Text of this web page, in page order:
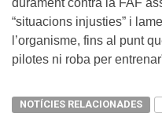
“situacions injusties” i
l’organisme, fins al punt
pilotes ni roba per
NOTÍCIES RELACIONADES